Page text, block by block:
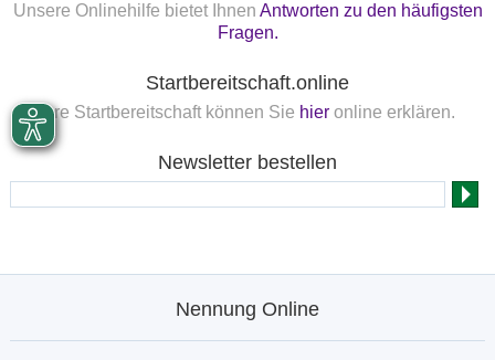
Unsere Onlinehilfe bietet Ihnen Antworten zu den häufigsten
Fragen.
Startbereitschaft.online
Ihre Startbereitschaft können Sie hier online erklären.
Newsletter bestellen
Nennung Online